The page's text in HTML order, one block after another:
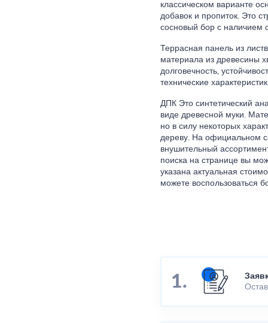
классическом варианте
добавок и пропиток. Это
сосновый бор с наличием
Террасная панель из
материала из древесины
долговечность,
технические
ДПК Это синтетический
виде древесной муки.
но в силу некоторых
дереву. На официальном
внушительный
поиска на странице вы
указана актуальная
можете воспользоваться